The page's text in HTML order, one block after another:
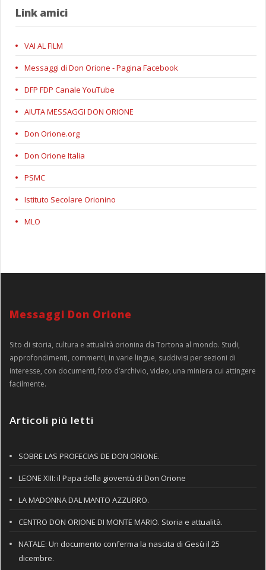
Link amici
VAI AL FILM
Messaggi di Don Orione - Pagina Facebook
DFP FDP Canale YouTube
AIUTA MESSAGGI DON ORIONE
Don Orione.org
Don Orione Italia
PSMC
Istituto Secolare Orionino
MLO
Messaggi Don Orione
Sito di storia, cultura e attualità orionina da Tortona al mondo. Studi,
approfondimenti, commenti, in varie lingue, suddivisi per sezioni di
interesse, con documenti, foto d’archivio, video, una miniera cui attingere
facilmente.
Articoli più letti
SOBRE LAS PROFECIAS DE DON ORIONE.
LEONE XIII: il Papa della gioventù di Don Orione
LA MADONNA DAL MANTO AZZURRO.
CENTRO DON ORIONE DI MONTE MARIO. Storia e attualità.
NATALE: Un documento conferma la nascita di Gesù il 25
dicembre.